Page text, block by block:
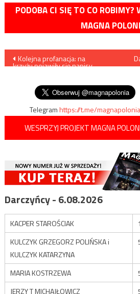
PODOBA CI SIĘ TO CO ROBIMY?
MAGNA
Nawigacja
Kolejna profanacja: na
krzyżu pojawiły się napisy
Telegramhttps://t.me/magnapolonia
WESPRZYJ PROJEKT MAGNA
Darczyńcy - 6.08.2026
KACPER STAROŚCIAK
KULCZYK GRZEGORZ POLIŃSKA i
KULCZYK KATARZYNA
MARIA KOSTRZEWA
JERZY T MICHAJŁOWICZ